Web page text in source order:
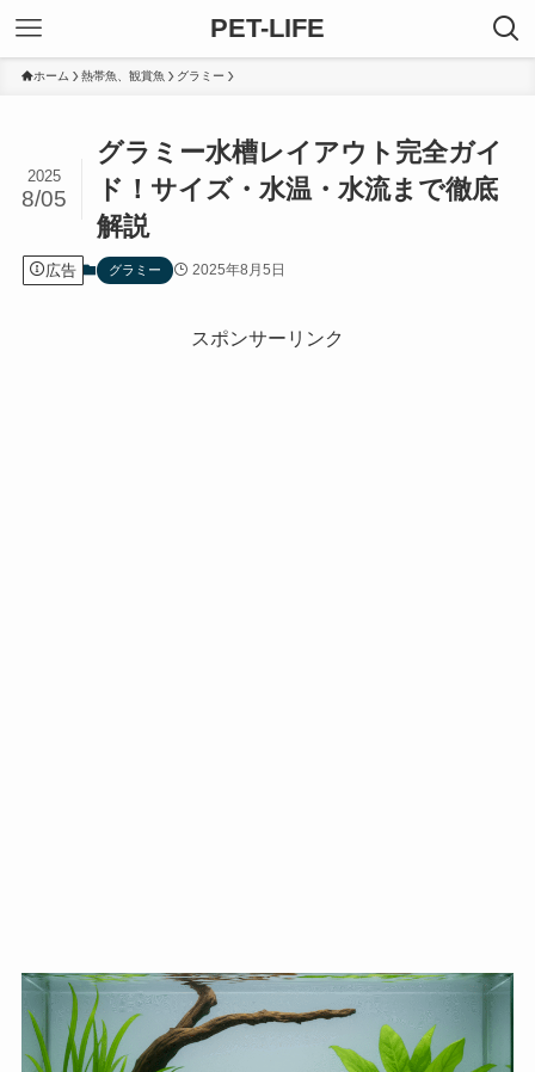
PET-LIFE
ホーム 熱帯魚、観賞魚 グラミー
グラミー水槽レイアウト完全ガイ
ド！サイズ・水温・水流まで徹底
解説
2025
8/05
広告 グラミー 2025年8月5日
スポンサーリンク